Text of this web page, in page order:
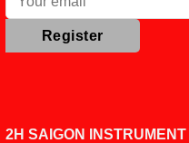
2H SAIGON INSTRUMENT